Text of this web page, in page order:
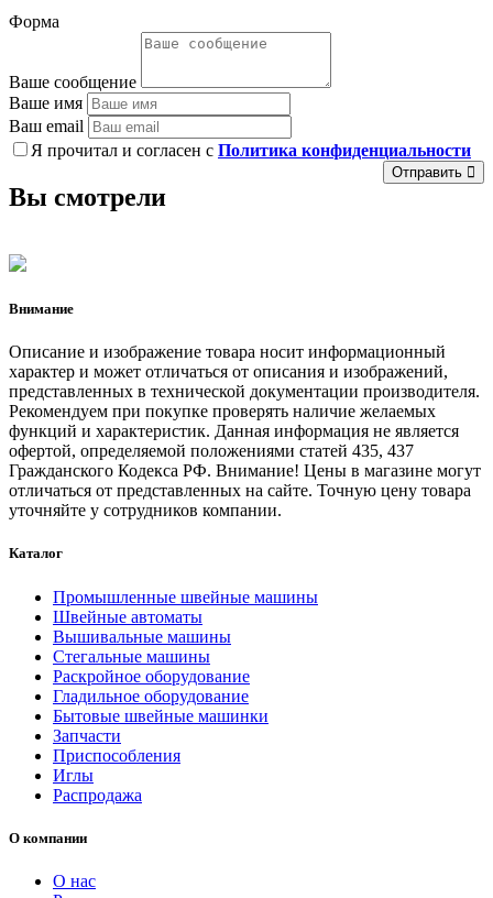
Форма
Ваше сообщение
Ваше имя
Ваш email
Я прочитал и согласен с Политика конфиденциальности
Отправить
Вы смотрели
Внимание
Описание и изображение товара носит информационный
характер и может отличаться от описания и изображений,
представленных в технической документации производителя.
Рекомендуем при покупке проверять наличие желаемых
функций и характеристик. Данная информация не является
офертой, определяемой положениями статей 435, 437
Гражданского Кодекса РФ. Внимание! Цены в магазине могут
отличаться от представленных на сайте. Точную цену товара
уточняйте у сотрудников компании.
Каталог
Промышленные швейные машины
Швейные автоматы
Вышивальные машины
Стегальные машины
Раскройное оборудование
Гладильное оборудование
Бытовые швейные машинки
Запчасти
Приспособления
Иглы
Распродажа
О компании
О нас